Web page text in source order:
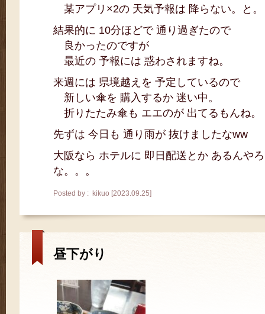
某アプリ×2の 天気予報は 降らない。と。
結果的に 10分ほどで 通り過ぎたので
良かったのですが
最近の 予報には 惑わされますね。
来週には 県境越えを 予定しているので
新しい傘を 購入するか 迷い中。
折りたたみ傘も エエのが 出てるもんね。
先ずは 今日も 通り雨が 抜けましたなww
大阪なら ホテルに 即日配送とか あるんやろ
な。。。
Posted by : kikuo [2023.09.25]
昼下がり